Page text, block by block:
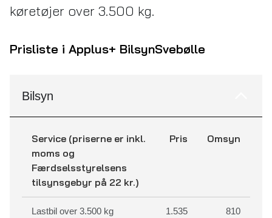
køretøjer over 3.500 kg.
Prisliste i Applus+ BilsynSvebølle
Bilsyn
Service (priserne er inkl.
moms og
Færdselsstyrelsens
tilsynsgebyr på 22 kr.)
Pris Omsyn
Lastbil over 3.500 kg
1.535
810